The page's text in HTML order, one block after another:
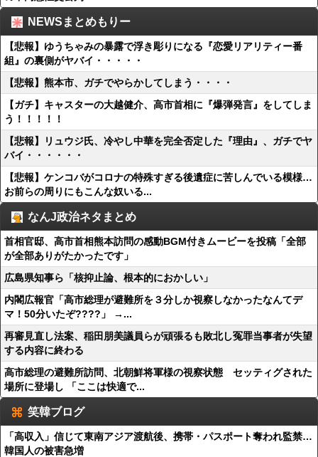
NEWSまとめもりー
【悲報】ゆうちゃみの暴露で浮き彫りになる『恋愛リアリティー番
組』の裏側がヤバイ・・・・・
【悲報】熊本市、ガチでやらかしてしまう・・・・
【ガチ】キャスターの大越健介、高市首相に『爆弾発言』をしてしま
う！！！！！
【悲報】リュウジ氏、冷やし中華を完全否定した『理由』、ガチでヤ
バイ・・・・・・
【悲報】ケンコバがコロナの特殊すぎる後遺症に苦しんでいる模様…
お前らの周りにもこんな奴いる...
なんJ政治ネタまとめ
首相官邸、高市首相熊本訪問の感動BGM付きムービーを投稿「全部
が全部ありがたかったです」
広島県知事ら「核抑止論、根本的におかしい」
内閣広報官「高市総理が避難所を３分しか視察しなかったなんてデ
マ！50分いたぞ????」 →...
再審見直し法案、稲田朋美議員らが頑張るも敗北し冤罪当事者が失望
する内容に終わる
高市総理の避難所訪問、北朝鮮将軍様の視察状態 セッティグされた
場所に登場し 「ここは快適で...
笑韓ブログ
「高収入」信じて東南アジア渡航後、携帯・パスポート奪われ監禁…
韓国人の被害急増